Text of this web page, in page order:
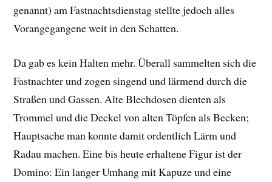
genannt) am Fastnachtsdienstag stellte jedoch alles
Vorangegangene weit in den Schatten.
Da gab es kein Halten mehr. Überall sammelten sich die
Fastnachter und zogen singend und lärmend durch die
Straßen und Gassen. Alte Blechdosen dienten als
Trommel und die Deckel von alten Töpfen als Becken;
Hauptsache man konnte damit ordentlich Lärm und
Radau machen. Eine bis heute erhaltene Figur ist der
Domino: Ein langer Umhang mit Kapuze und eine